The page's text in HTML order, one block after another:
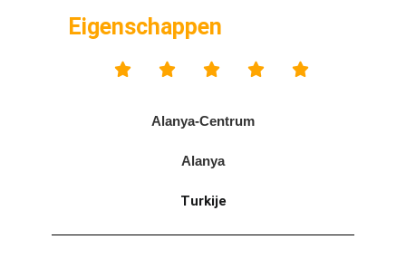
Eigenschappen
    
Alanya-Centrum
Alanya
Turkije